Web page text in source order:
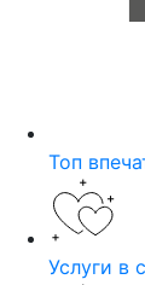
Топ
Услуги в